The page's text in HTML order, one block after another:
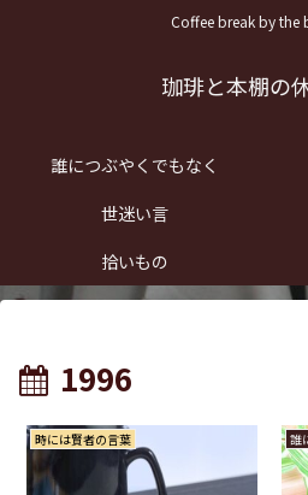
Coffee break by the
珈琲と本棚の
誰につぶやくでもなく
世迷い言
拾いもの
1996
時には賢者の言葉 誰